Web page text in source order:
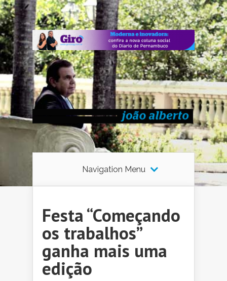
Navigation Menu
Festa “Começando
os trabalhos”
ganha mais uma
edição